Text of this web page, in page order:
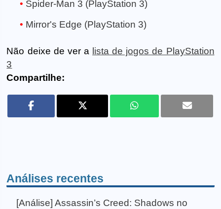
Spider-Man 3 (PlayStation 3)
Mirror's Edge (PlayStation 3)
Não deixe de ver a lista de jogos de PlayStation
3
Compartilhe:
Análises recentes
[Análise] Assassin’s Creed: Shadows no